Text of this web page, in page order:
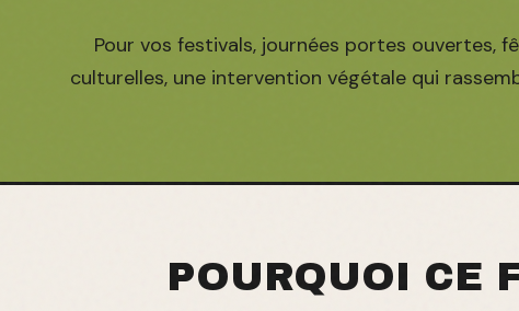
Pour vos festivals, journées portes ouvertes,
culturelles, une intervention végétale qui
POURQUOI CE